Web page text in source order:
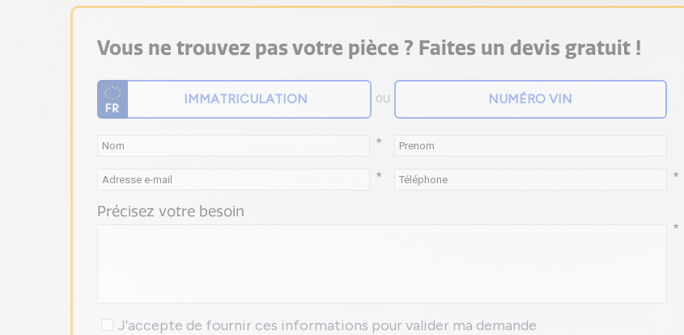
Vous ne trouvez pas votre pièce ? Faites un devis gratuit !
OU
*
*
*
Précisez votre besoin
*
J'accepte de fournir ces informations pour valider ma demande